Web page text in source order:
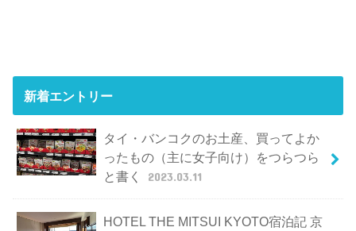
新着エントリー
タイ・バンコクのお土産、買ってよか
ったもの（主に女子向け）をつらつら
と書く
2023.03.11
HOTEL THE MITSUI KYOTO宿泊記 京